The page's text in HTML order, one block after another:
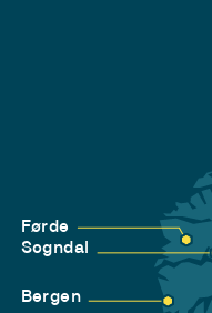
Førde
Sogndal
Bergen